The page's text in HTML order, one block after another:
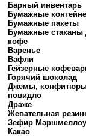
Барный инвентарь
Бумажные
Бумажные пакеты
Бумажные стаканы
кофе
Варенье
Вафли
Гейзерные
Горячий шоколад
Джемы,
повидло
Драже
Жевательная
Зефир Маршмеллоу
Какао